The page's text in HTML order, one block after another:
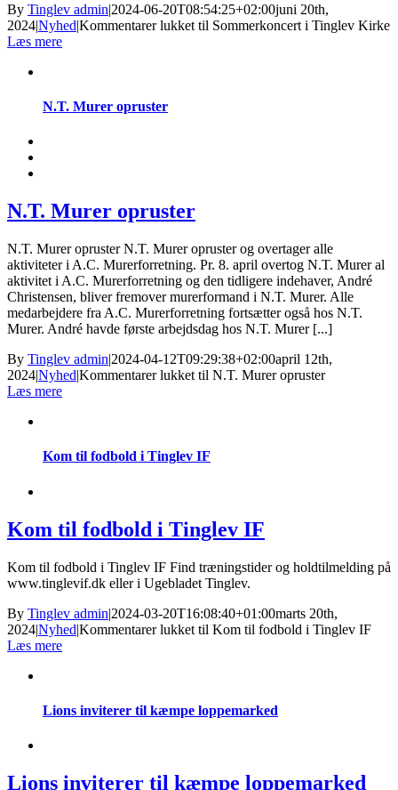
By Tinglev admin|2024-06-20T08:54:25+02:00juni 20th,
2024|Nyhed|Kommentarer lukket til Sommerkoncert i Tinglev Kirke
Læs mere
N.T. Murer opruster
N.T. Murer opruster
N.T. Murer opruster N.T. Murer opruster og overtager alle
aktiviteter i A.C. Murerforretning. Pr. 8. april overtog N.T. Murer al
aktivitet i A.C. Murerforretning og den tidligere indehaver, André
Christensen, bliver fremover murerformand i N.T. Murer. Alle
medarbejdere fra A.C. Murerforretning fortsætter også hos N.T.
Murer. André havde første arbejdsdag hos N.T. Murer [...]
By Tinglev admin|2024-04-12T09:29:38+02:00april 12th,
2024|Nyhed|Kommentarer lukket til N.T. Murer opruster
Læs mere
Kom til fodbold i Tinglev IF
Kom til fodbold i Tinglev IF
Kom til fodbold i Tinglev IF Find træningstider og holdtilmelding på
www.tinglevif.dk eller i Ugebladet Tinglev.
By Tinglev admin|2024-03-20T16:08:40+01:00marts 20th,
2024|Nyhed|Kommentarer lukket til Kom til fodbold i Tinglev IF
Læs mere
Lions inviterer til kæmpe loppemarked
Lions inviterer til kæmpe loppemarked